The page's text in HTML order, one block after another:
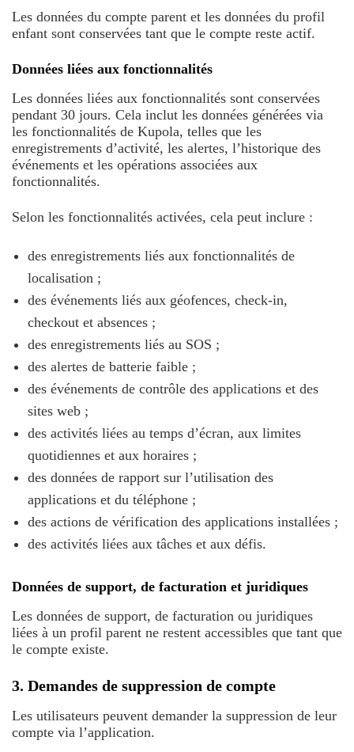
Les données du compte parent et les données du profil
enfant sont conservées tant que le compte reste actif.
Données liées aux fonctionnalités
Les données liées aux fonctionnalités sont conservées
pendant 30 jours. Cela inclut les données générées via
les fonctionnalités de Kupola, telles que les
enregistrements d’activité, les alertes, l’historique des
événements et les opérations associées aux
fonctionnalités.
Selon les fonctionnalités activées, cela peut inclure :
des enregistrements liés aux fonctionnalités de
localisation ;
des événements liés aux géofences, check-in,
checkout et absences ;
des enregistrements liés au SOS ;
des alertes de batterie faible ;
des événements de contrôle des applications et des
sites web ;
des activités liées au temps d’écran, aux limites
quotidiennes et aux horaires ;
des données de rapport sur l’utilisation des
applications et du téléphone ;
des actions de vérification des applications installées ;
des activités liées aux tâches et aux défis.
Données de support, de facturation et juridiques
Les données de support, de facturation ou juridiques
liées à un profil parent ne restent accessibles que tant que
le compte existe.
3. Demandes de suppression de compte
Les utilisateurs peuvent demander la suppression de leur
compte via l’application.